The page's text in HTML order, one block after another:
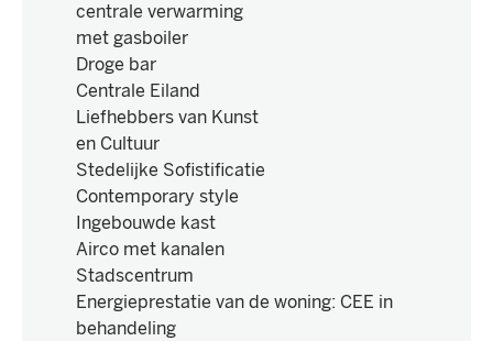
centrale verwarming
met gasboiler
Droge bar
Centrale Eiland
Liefhebbers van Kunst
en Cultuur
Stedelijke Sofistificatie
Contemporary style
Ingebouwde kast
Airco met kanalen
Stadscentrum
Energieprestatie van de woning: CEE in
behandeling